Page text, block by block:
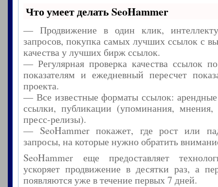
Что умеет делать SeoHammer
— Продвижение в один клик,
запросов, покупка самых лучших ссылок с
качества у лучших бирж ссылок.
— Регулярная проверка качества ссылок
показателям и ежедневный пересчет
проекта.
— Все известные форматы ссылок:
ссылки, публикации (упоминания, мнения,
пресс-релизы).
— SeoHammer покажет, где рост или
запросы, на которые нужно обратить
SeoHammer еще предоставляет
ускоряет продвижение в десятки раз, а
появляются уже в течение первых 7 дней.